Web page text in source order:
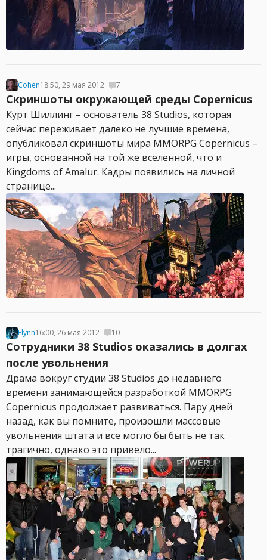
Cohen18:50, 29 мая 2012 7
Скриншоты окружающей среды Copernicus
Курт Шиллинг – основатель 38 Studios, которая
сейчас переживает далеко не лучшие времена,
опубликовал скриншоты мира MMORPG Copernicus –
игры, основанной на той же вселенной, что и
Kingdoms of Amalur. Кадры появились на личной
странице...
Flynn16:00, 26 мая 2012 10
Сотрудники 38 Studios оказались в долгах
после увольнения
Драма вокруг студии 38 Studios до недавнего
времени занимающейся разработкой MMORPG
Copernicus продолжает развиваться. Пару дней
назад, как вы помните, произошли массовые
увольнения штата и все могло бы быть не так
трагично, однако это привело...